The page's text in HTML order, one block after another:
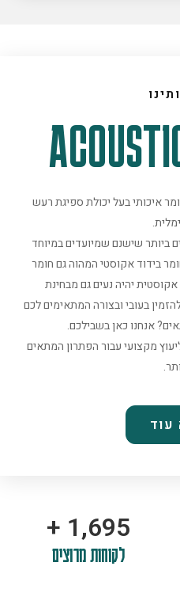
איכותי בעל יכולת ספיגת רעש
ביותר שישנם שמיועדים במיוחד
בידוד אקוסטי המהוה גם חומר
יהיה נעים גם מבחינת
בעובי ובצורה המתאימים לכם
אנחנו כאן בשבילכם.
אלינו בטלפון 072-3318555 ליעוץ מקצועי עבור הפתרון המתאים
עוד
2,100
+
לקוחות מרוצים